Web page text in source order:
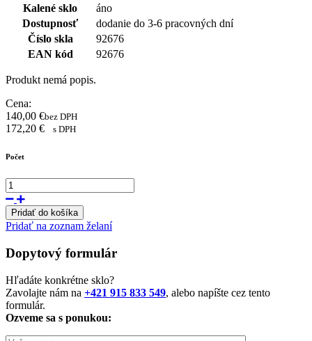
Kalené sklo
áno
Dostupnosť
dodanie do 3-6 pracovných dní
Číslo skla
92676
EAN kód
92676
Produkt nemá popis.
Cena:
140,00 €bez DPH
172,20 € s DPH
Počet
Pridať do košíka
Pridať na zoznam želaní
Dopytový formulár
Hľadáte konkrétne sklo?
Zavolajte nám na +421 915 833 549, alebo napíšte cez tento
formulár.
Ozveme sa s ponukou: